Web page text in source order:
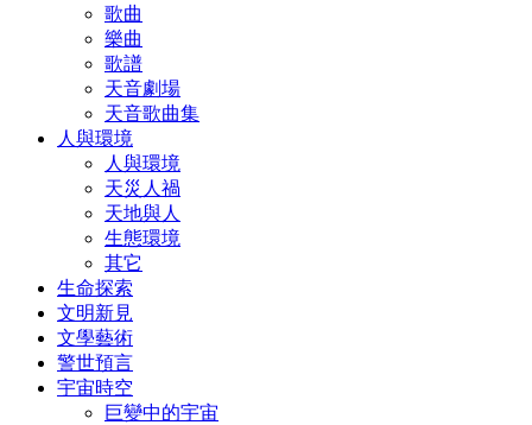
歌曲
樂曲
歌譜
天音劇場
天音歌曲集
人與環境
人與環境
天災人禍
天地與人
生態環境
其它
生命探索
文明新見
文學藝術
警世預言
宇宙時空
巨變中的宇宙